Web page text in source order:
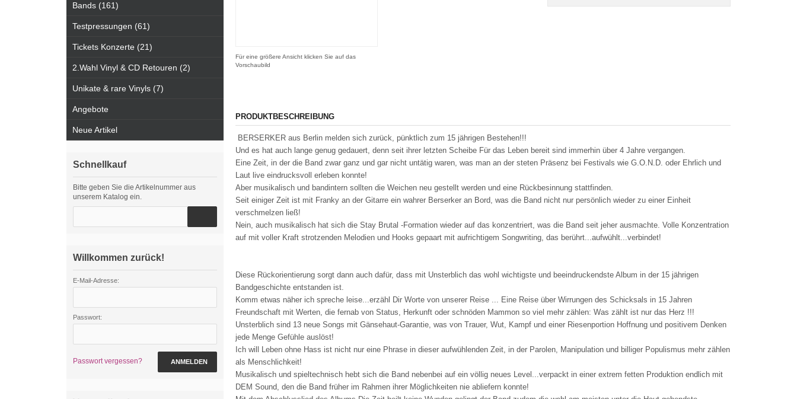
Für eine größere Ansicht klicken Sie auf das
Vorschaubild
PRODUKTBESCHREIBUNG
BERSERKER aus Berlin melden sich zurück, pünktlich zum 15 jährigen Bestehen!!!
Und es hat auch lange genug gedauert, denn seit ihrer letzten Scheibe Für das Leben bereit sind immerhin über 4 Jahre vergangen.
Eine Zeit, in der die Band zwar ganz und gar nicht untätig waren, was man an der steten Präsenz bei Festivals wie G.O.N.D. oder Ehrlich und
Laut live eindrucksvoll erleben konnte!
Aber musikalisch und bandintern sollten die Weichen neu gestellt werden und eine Rückbesinnung stattfinden.
Seit einiger Zeit ist mit Franky an der Gitarre ein wahrer Berserker an Bord, was die Band nicht nur persönlich wieder zu einer Einheit
verschmelzen ließ!
Nein, auch musikalisch hat sich die Stay Brutal -Formation wieder auf das konzentriert, was die Band seit jeher ausmachte. Volle Konzentration
auf mit voller Kraft strotzenden Melodien und Hooks gepaart mit aufrichtigem Songwriting, das berührt...aufwühlt...verbindet!
Diese Rückorientierung sorgt dann auch dafür, dass mit Unsterblich das wohl wichtigste und beeindruckendste Album in der 15 jährigen
Bandgeschichte entstanden ist.
Komm etwas näher ich spreche leise...erzähl Dir Worte von unserer Reise ... Eine Reise über Wirrungen des Schicksals in 15 Jahren
Freundschaft mit Werten, die fernab von Status, Herkunft oder schnöden Mammon so viel mehr zählen: Was zählt ist nur das Herz !!!
Unsterblich sind 13 neue Songs mit Gänsehaut-Garantie, was von Trauer, Wut, Kampf und einer Riesenportion Hoffnung und positivem Denken
jede Menge Gefühle auslöst!
Ich will Leben ohne Hass ist nicht nur eine Phrase in dieser aufwühlenden Zeit, in der Parolen, Manipulation und billiger Populismus mehr zählen
als Menschlichkeit!
Musikalisch und spieltechnisch hebt sich die Band nebenbei auf ein völlig neues Level...verpackt in einer extrem fetten Produktion endlich mit
DEM Sound, den die Band früher im Rahmen ihrer Möglichkeiten nie abliefern konnte!
Bands (161)
Testpressungen (61)
Tickets Konzerte (21)
2.Wahl Vinyl & CD Retouren (2)
Unikate & rare Vinyls (7)
Angebote
Neue Artikel
Schnellkauf
Bitte geben Sie die Artikelnummer aus
unserem Katalog ein.
Willkommen zurück!
E-Mail-Adresse:
Passwort:
Passwort vergessen? ANMELDEN